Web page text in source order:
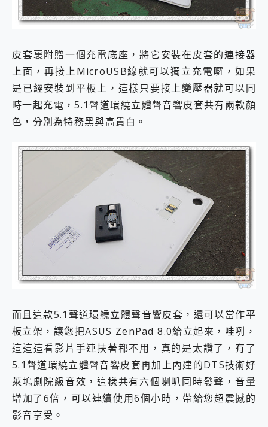
皮套裏附贈一個充電底座，將它安裝在皮套的連接器
上面，再接上MicroUSB線就可以獨立充電囉，如果
是已經安裝到平板上，這樣只要接上變壓器就可以同
時一起充電，5.1聲道環繞立體聲音響皮套共有兩款顏
色，分別為特務黑與高貴白。
而且這款5.1聲道環繞立體聲音響皮套，還可以當作平
板立架，讓您把ASUS ZenPad 8.0給立起來，哇咧，
這這這看影片手連扶著都不用，真的是太讚了，有了
5.1聲道環繞立體聲音響皮套再加上內建的DTS技術好
萊塢劇院級音效，這樣共有六個喇叭同時發聲，音量
增加了6倍，可以連續使用6個小時，帶給您超震撼的
影音享受。